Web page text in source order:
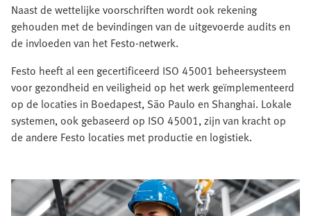
Naast de wettelijke voorschriften wordt ook rekening
gehouden met de bevindingen van de uitgevoerde audits en
de invloeden van het Festo-netwerk.
Festo heeft al een gecertificeerd ISO 45001 beheersysteem
voor gezondheid en veiligheid op het werk geïmplementeerd
op de locaties in Boedapest, São Paulo en Shanghai. Lokale
systemen, ook gebaseerd op ISO 45001, zijn van kracht op
de andere Festo locaties met productie en logistiek.